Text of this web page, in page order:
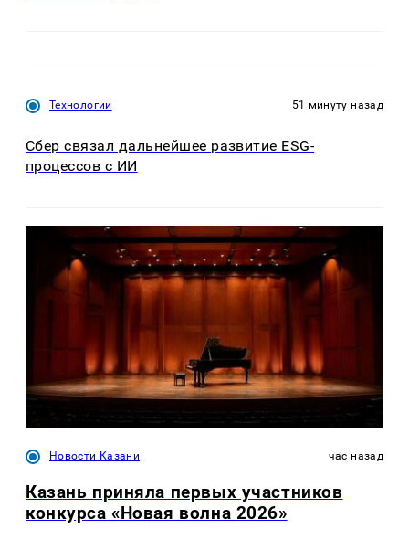
Технологии 51 минуту назад
Сбер связал дальнейшее развитие ESG-
процессов с ИИ
Новости Казани час назад
Казань приняла первых участников
конкурса «Новая волна 2026»